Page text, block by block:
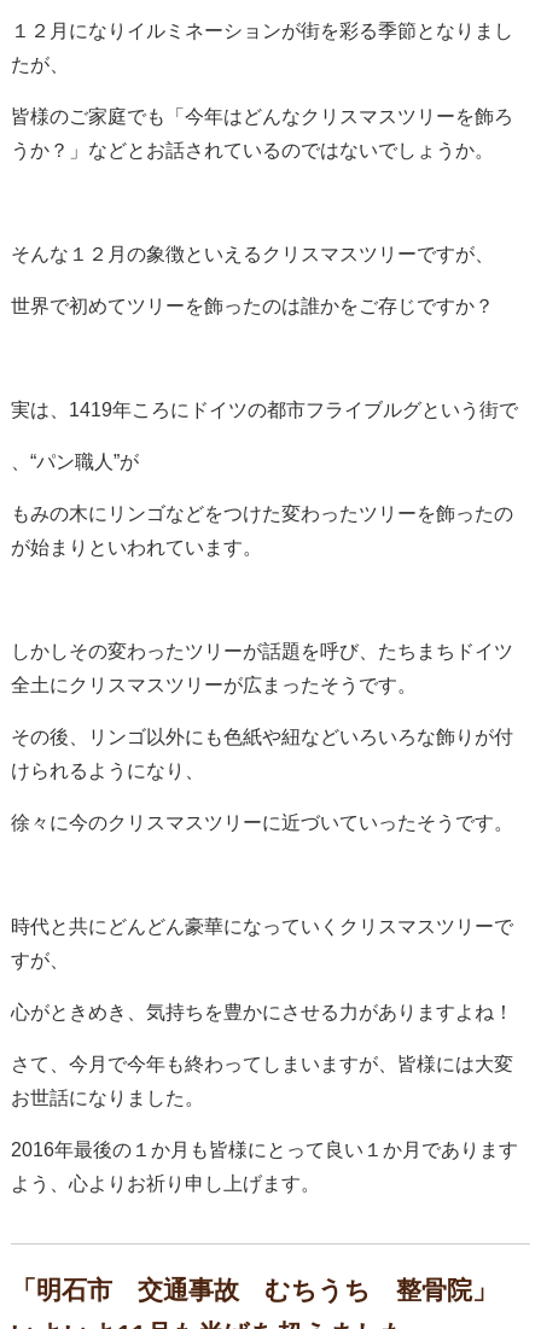
１２月になりイルミネーションが街を彩る季節となりまし
たが、
皆様のご家庭でも「今年はどんなクリスマスツリーを飾ろ
うか？」などとお話されているのではないでしょうか。
そんな１２月の象徴といえるクリスマスツリーですが、
世界で初めてツリーを飾ったのは誰かをご存じですか？
実は、1419年ころにドイツの都市フライブルグという街で
、“パン職人”が
もみの木にリンゴなどをつけた変わったツリーを飾ったの
が始まりといわれています。
しかしその変わったツリーが話題を呼び、たちまちドイツ
全土にクリスマスツリーが広まったそうです。
その後、リンゴ以外にも色紙や紐などいろいろな飾りが付
けられるようになり、
徐々に今のクリスマスツリーに近づいていったそうです。
時代と共にどんどん豪華になっていくクリスマスツリーで
すが、
心がときめき、気持ちを豊かにさせる力がありますよね！
さて、今月で今年も終わってしまいますが、皆様には大変
お世話になりました。
2016年最後の１か月も皆様にとって良い１か月であります
よう、心よりお祈り申し上げます。
「明石市 交通事故 むちうち 整骨院」